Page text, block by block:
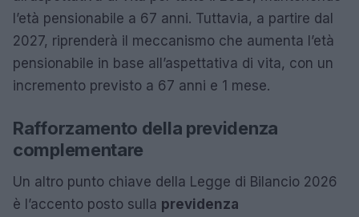
l’età pensionabile a 67 anni. Tuttavia, a partire dal
2027, riprenderà il meccanismo che aumenta l’età
pensionabile in base all’aspettativa di vita, con un
incremento previsto a 67 anni e 1 mese.
Rafforzamento della previdenza
complementare
Un altro punto chiave della Legge di Bilancio 2026
è l’accento posto sulla previdenza